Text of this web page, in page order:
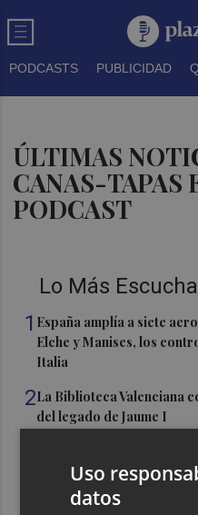
PODCASTS PUBLICIDAD
ÚLTIMAS
CANAS-TAPAS
PODCAST
Lo Más
1 España amplía a siete
Elche y Manises, los
Italia
2La Biblioteca Valenciana
del legado de Jaume I
vuelve a abrazar en las
Levantan el
Uso
datos